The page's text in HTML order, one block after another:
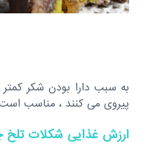
به سبب دارا بودن شکر کمتر
پیروی می کنند ، مناسب
ارزش غذایی شکلات